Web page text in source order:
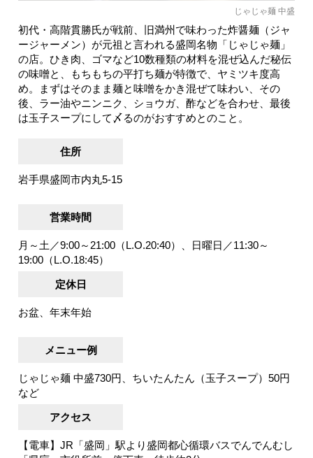
じゃじゃ麺 中盛
初代・高階貫勝氏が戦前、旧満州で味わった炸醤麺（ジャ
ージャーメン）が元祖と言われる盛岡名物「じゃじゃ麺」
の店。ひき肉、ゴマなど10数種類の材料を混ぜ込んだ秘伝
の味噌と、もちもちの平打ち麺が特徴で、ヤミツキ度高
め。まずはそのまま麺と味噌をかき混ぜて味わい、その
後、ラー油やニンニク、ショウガ、酢などを合わせ、最後
は玉子スープにして〆るのがおすすめとのこと。
住所
岩手県盛岡市内丸5-15
営業時間
月～土／9:00～21:00（L.O.20:40）、日曜日／11:30～
19:00（L.O.18:45）
定休日
お盆、年末年始
メニュー例
じゃじゃ麺 中盛730円、ちいたんたん（玉子スープ）50円
など
アクセス
【電車】JR「盛岡」駅より盛岡都心循環バスでんでんむし